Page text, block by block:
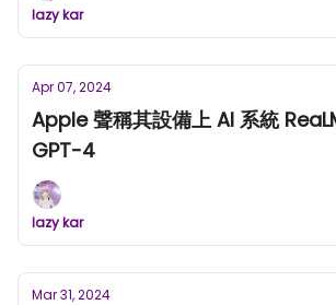
lazy kar
Apr 07, 2024
Apple 聲稱其設備上 AI 系統
GPT-4
lazy kar
Mar 31, 2024